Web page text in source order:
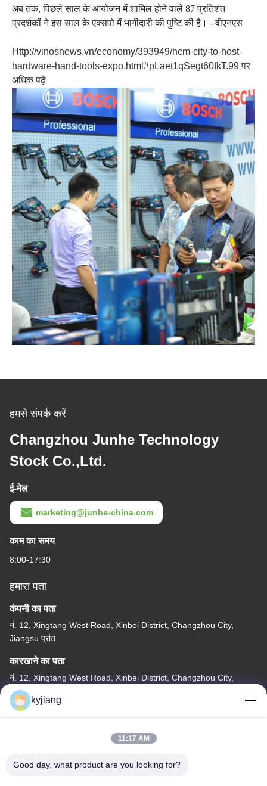
अब तक, पिछले साल के आयोजन में शामिल होने वाले 87 प्रतिशत
प्रदर्शकों ने इस साल के एक्सपो में भागीदारी की पुष्टि की है। - वीएनएस
Http://vinosnews.vn/economy/393949/hcm-city-to-host-
hardware-hand-tools-expo.html#pLaet1qSegt60fkT.99 पर
अधिक पढ़ें
हमसे संपर्क करें
Changzhou Junhe Technology
Stock Co.,Ltd.
ई-मेल
marketing@junhe-china.com
काम का समय
8:00-17:30
हमारा पता
कंपनी का पता
नं. 12, Xingtang West Road, Xinbei District, Changzhou City,
Jiangsu प्रांत
कारखाने का पता
नं. 12, Xingtang West Road, Xinbei District, Changzhou City,
Jiangsu प्रांत
टेलीफोन
kyjiang
11:17 AM
Good day, what product are you looking for?